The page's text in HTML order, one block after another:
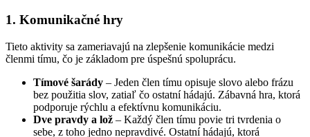
1. Komunikačné hry
Tieto aktivity sa zameriavajú na zlepšenie komunikácie medzi
členmi tímu, čo je základom pre úspešnú spoluprácu.
Tímové šarády – Jeden člen tímu opisuje slovo alebo frázu
bez použitia slov, zatiaľ čo ostatní hádajú. Zábavná hra, ktorá
podporuje rýchlu a efektívnu komunikáciu.
Dve pravdy a lož – Každý člen tímu povie tri tvrdenia o
sebe, z toho jedno nepravdivé. Ostatní hádajú, ktorá